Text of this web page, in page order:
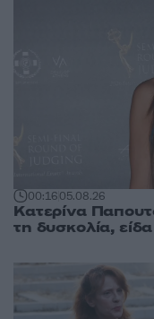
00:1605.08.26
Κατερίνα
τη δυσκολία,